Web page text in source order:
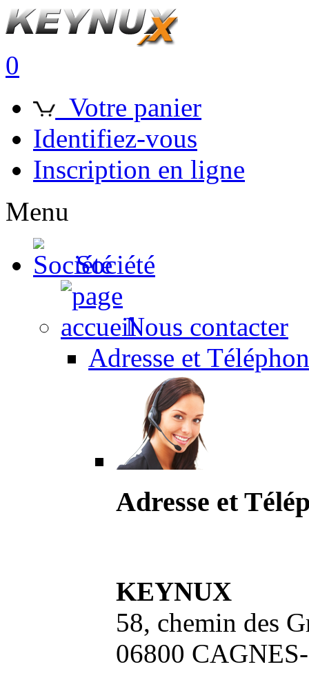
0
Votre panier
Identifiez-vous
Inscription en ligne
Menu
Société
Nous contacter
Adresse et
Adresse et
KEYNUX
58, chemin des
06800